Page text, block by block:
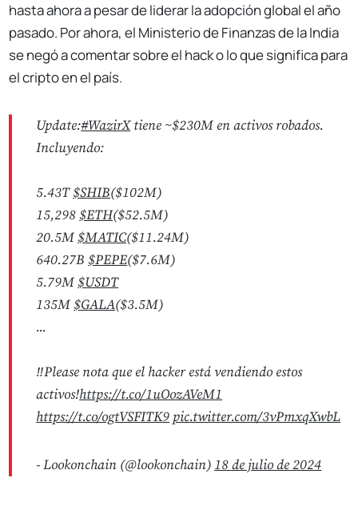
hasta ahora a pesar de liderar la adopción global el año
pasado. Por ahora, el Ministerio de Finanzas de la India
se negó a comentar sobre el hack o lo que significa para
el cripto en el país.
Update:#WazirXtiene ~$230M en activos robados.
Incluyendo:
5.43T$SHIB($102M)
15,298 $ETH($52.5M)
20.5M $MATIC($11.24M)
640.27B $PEPE($7.6M)
5.79M $USDT
135M $GALA($3.5M)
...
‼️Please nota que el hacker está vendiendo estos
activos!https://t.co/1uOozAVeM1
https://t.co/ogtVSFITK9 pic.twitter.com/3vPmxqXwbL
- Lookonchain (@lookonchain) 18 de julio de 2024